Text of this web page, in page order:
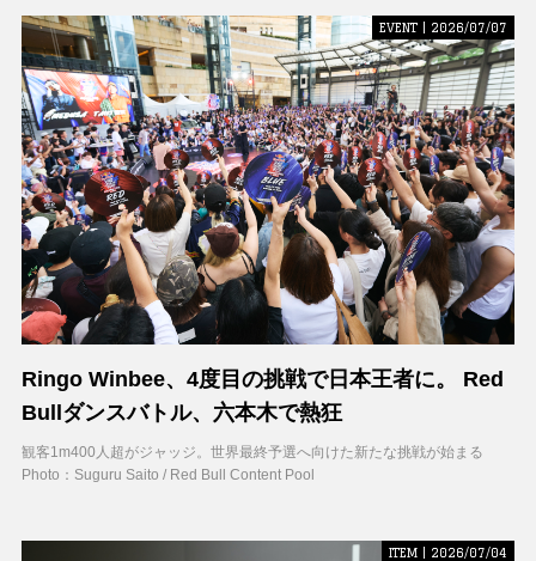
EVENT | 2026/07/07
Ringo Winbee、4度目の挑戦で日本王者に。 Red
Bullダンスバトル、六本木で熱狂
観客1m400人超がジャッジ。世界最終予選へ向けた新たな挑戦が始まる
Photo：Suguru Saito / Red Bull Content Pool
ITEM | 2026/07/04